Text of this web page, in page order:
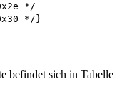
*/
*/}
befindet sich in Tabelle